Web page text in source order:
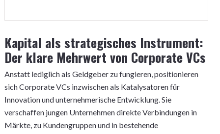
Kapital als strategisches Instrument:
Der klare Mehrwert von Corporate VCs
Anstatt lediglich als Geldgeber zu fungieren, positionieren
sich Corporate VCs inzwischen als Katalysatoren für
Innovation und unternehmerische Entwicklung. Sie
verschaffen jungen Unternehmen direkte Verbindungen in
Märkte, zu Kundengruppen und in bestehende